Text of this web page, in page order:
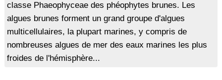
classe Phaeophyceae des phéophytes brunes. Les
algues brunes forment un grand groupe d'algues
multicellulaires, la plupart marines, y compris de
nombreuses algues de mer des eaux marines les plus
froides de l'hémisphère...